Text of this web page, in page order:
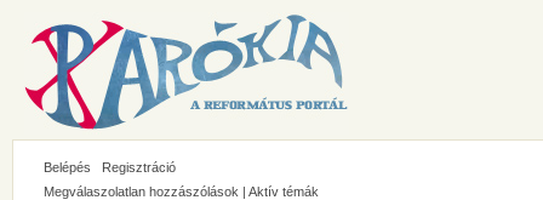
Belépés
Regisztráció
Megválaszolatlan hozzászólások | Aktív témák